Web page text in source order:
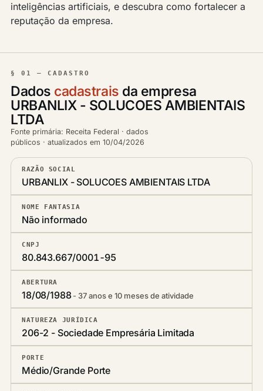
inteligências artificiais, e descubra como fortalecer a
reputação da empresa.
§ 01 — CADASTRO
Dados cadastrais da empresa
URBANLIX - SOLUCOES AMBIENTAIS
LTDA
Fonte primária: Receita Federal · dados
públicos · atualizados em 10/04/2026
RAZÃO SOCIAL
URBANLIX - SOLUCOES AMBIENTAIS LTDA
NOME FANTASIA
Não informado
CNPJ
80.843.667/0001-95
ABERTURA
18/08/1988 37 anos e 10 meses de atividade
NATUREZA JURÍDICA
206-2 - Sociedade Empresária Limitada
PORTE
Médio/Grande Porte